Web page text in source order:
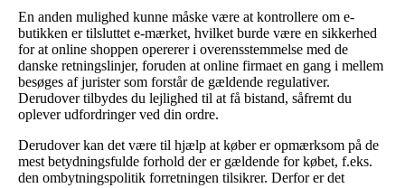
En anden mulighed kunne måske være at kontrollere om e-
butikken er tilsluttet e-mærket, hvilket burde være en sikkerhed
for at online shoppen opererer i overensstemmelse med de
danske retningslinjer, foruden at online firmaet en gang i mellem
besøges af jurister som forstår de gældende regulativer.
Derudover tilbydes du lejlighed til at få bistand, såfremt du
oplever udfordringer ved din ordre.
Derudover kan det være til hjælp at køber er opmærksom på de
mest betydningsfulde forhold der er gældende for købet, f.eks.
den ombytningspolitik forretningen tilsikrer. Derfor er det